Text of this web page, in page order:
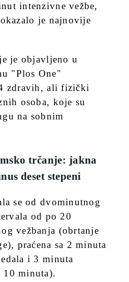
intenzivne vežbe,
je najnovije
je objavljeno u
"Plos One"
zdravih, ali fizički
osoba, koje su
na sobnim
trčanje: jakna
deset stepeni
se od dvominutnog
od po 20
vežbanja (obrtanje
praćena sa 2 minuta
i 3 minuta
10 minuta).